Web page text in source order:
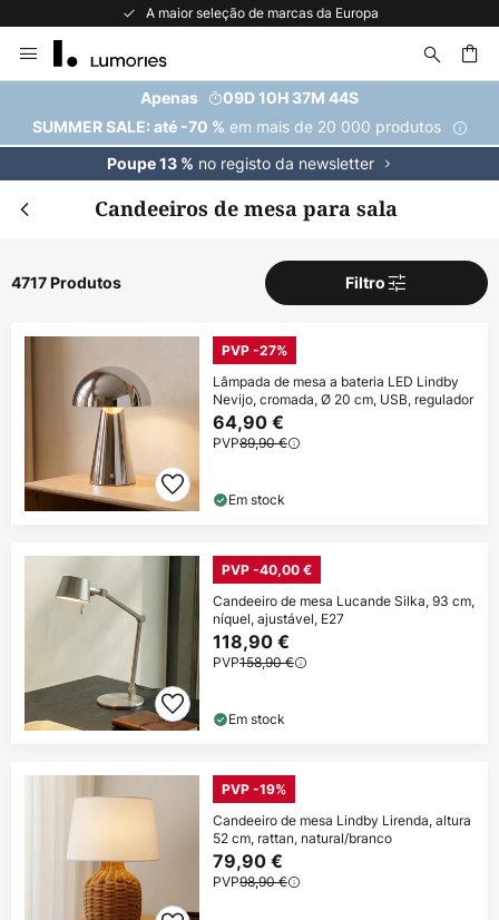
Recomendado no Trustpilot
para
Conteúdo
Apenas
09D 10H 37M 42S
SUMMER SALE: até -70 % em mais de 20 000 produtos
Poupe 13 % no registo da newsletter
Candeeiros de mesa para sala
4717 Produtos Filtro
PVP -27%
Lâmpada de mesa a bateria LED Lindby
Nevijo, cromada, Ø 20 cm, USB, regulador
64,90 €
PVP89,90 €
Em stock
PVP -40,00 €
Candeeiro de mesa Lucande Silka, 93 cm,
níquel, ajustável, E27
118,90 €
PVP158,90 €
Em stock
PVP -19%
Candeeiro de mesa Lindby Lirenda, altura
52 cm, rattan, natural/branco
79,90 €
PVP98,90 €